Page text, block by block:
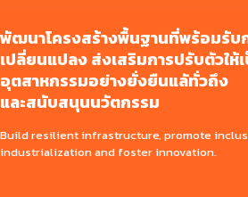
พัฒนาโครงสร้างพื้นฐานที่พร้อมรับ
เปลี่ยนแปลง ส่งเสริมการปรับตัวให้
อุตสาหกรรมอย่างยั่งยืนแลัทั่วถึง
และสนับสนุนนวัตกรรม
Build resilient infrastructure, promote
industrialization and foster innovation.